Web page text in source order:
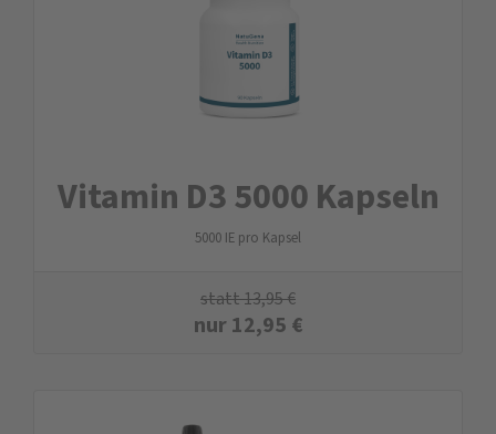
Vitamin D3 5000 Kapseln
5000 IE pro Kapsel
statt13,95€
nur12,95 €